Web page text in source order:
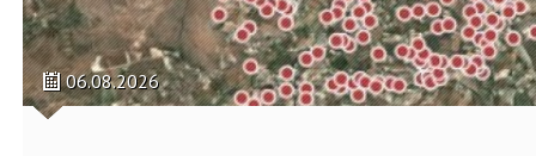
06.08.2026